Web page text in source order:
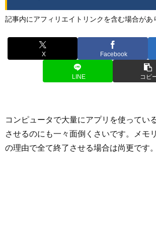
記事内にアフィリエイトリンクを含む場合があ
X Facebook
LINE コピ
コンピュータで大量にアプリを使ってい
させるのにも一々面倒くさいです。メモ
の理由で全て終了させる場合は尚更です。